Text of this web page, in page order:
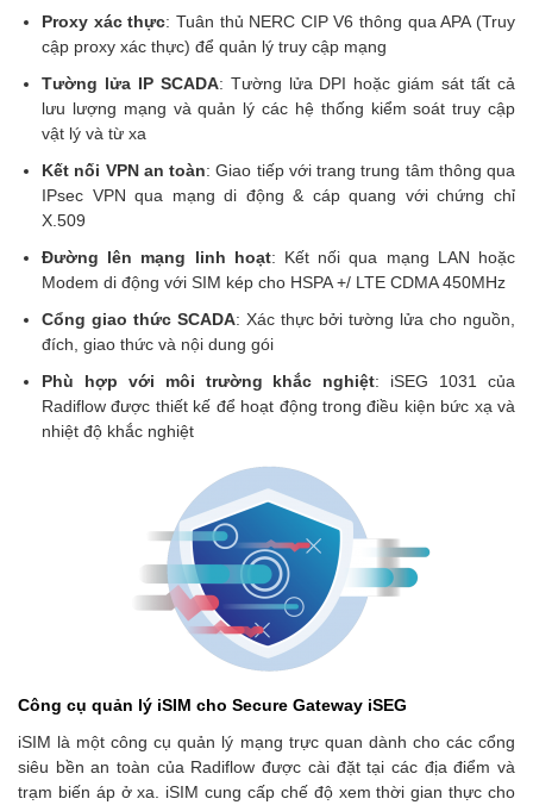
Proxy xác thực: Tuân thủ NERC CIP V6 thông qua APA (Truy
cập proxy xác thực) để quản lý truy cập mạng
Tường lửa IP SCADA: Tường lửa DPI hoặc giám sát tất cả
lưu lượng mạng và quản lý các hệ thống kiểm soát truy cập
vật lý và từ xa
Kết nối VPN an toàn: Giao tiếp với trang trung tâm thông qua
IPsec VPN qua mạng di động & cáp quang với chứng chỉ
X.509
Đường lên mạng linh hoạt: Kết nối qua mạng LAN hoặc
Modem di động với SIM kép cho HSPA +/ LTE CDMA 450MHz
Cổng giao thức SCADA: Xác thực bởi tường lửa cho nguồn,
đích, giao thức và nội dung gói
Phù hợp với môi trường khắc nghiệt: iSEG 1031 của
Radiflow được thiết kế để hoạt động trong điều kiện bức xạ và
nhiệt độ khắc nghiệt
Công cụ quản lý iSIM cho Secure Gateway iSEG
iSIM là một công cụ quản lý mạng trực quan dành cho các cổng
siêu bền an toàn của Radiflow được cài đặt tại các địa điểm và
trạm biến áp ở xa. iSIM cung cấp chế độ xem thời gian thực cho